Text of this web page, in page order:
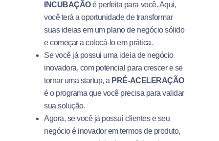
INCUBAÇÃOé perfeita para você. Aqui,
você terá a oportunidade de transformar
suas ideias em um plano de negócio sólido
e começar a colocá-lo em prática.
Se você já possui uma ideia de negócio
inovadora, com potencial para crescer e se
tornar uma startup, a PRÉ-ACELERAÇÃO
é o programa que você precisa para validar
sua solução.
Agora, se você já possui clientes e seu
negócio é inovador em termos de produto,